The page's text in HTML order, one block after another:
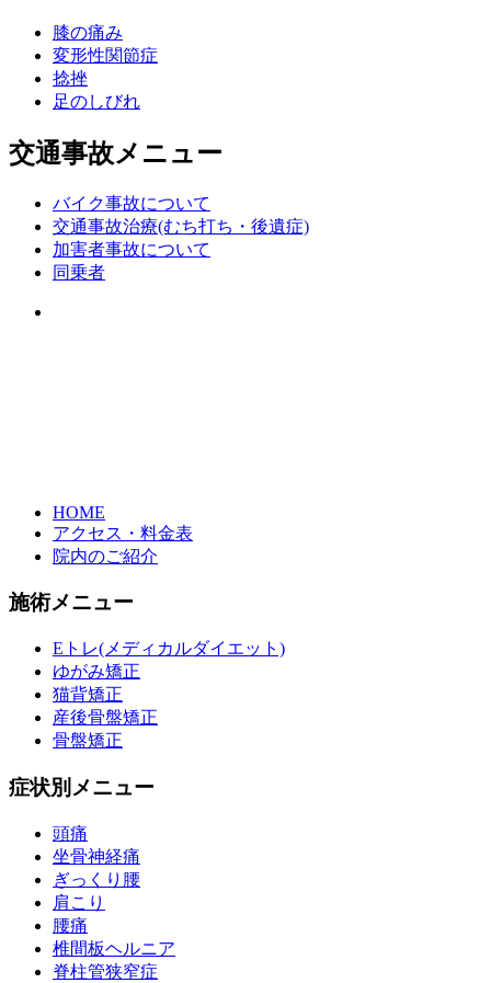
膝の痛み
変形性関節症
捻挫
足のしびれ
交通事故メニュー
バイク事故について
交通事故治療(むち打ち・後遺症)
加害者事故について
同乗者
HOME
アクセス・料金表
院内のご紹介
施術メニュー
Eトレ(メディカルダイエット)
ゆがみ矯正
猫背矯正
産後骨盤矯正
骨盤矯正
症状別メニュー
頭痛
坐骨神経痛
ぎっくり腰
肩こり
腰痛
椎間板ヘルニア
脊柱管狭窄症